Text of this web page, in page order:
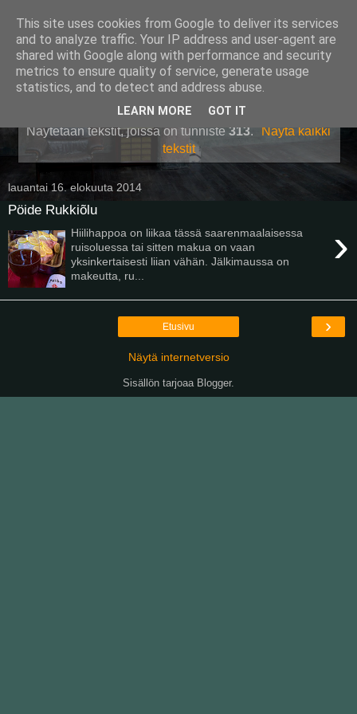
Pullollinen
Näytetään tekstit, joissa on tunniste 313.
Näytä kaikki
tekstit
lauantai 16. elokuuta 2014
Pöide Rukkiõlu
›
Hiilihappoa on liikaa tässä saarenmaalaisessa
ruisoluessa tai sitten makua on vaan
yksinkertaisesti liian vähän. Jälkimaussa on
makeutta, ru...
›
Etusivu
Näytä internetversio
Sisällön tarjoaa Blogger.
This site uses cookies from Google to deliver its services
and to analyze traffic. Your IP address and user-agent are
shared with Google along with performance and security
metrics to ensure quality of service, generate usage
statistics, and to detect and address abuse.
LEARN MORE GOT IT